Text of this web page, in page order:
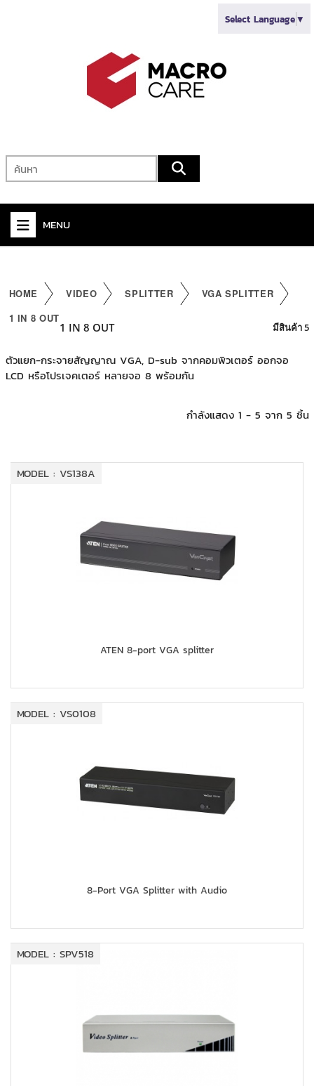
Select Language▼
MENU
AUDIO
+
KVM
PDU
CONNECTIVITY
+
SUPPORT
HOME VIDEO SPLITTER
VGA SPLITTER
1 IN 8 OUT
1 IN 8 OUT มีสินค้า 5
ตัวแยก-กระจายสัญญาณ VGA, D-sub จากคอมพิวเตอร์ ออกจอ
LCD หรือโปรเจคเตอร์ หลายจอ 8 พร้อมกัน
กำลังแสดง 1 - 5 จาก 5 ชิ้น
MODEL : VS138A
ATEN 8-port VGA splitter
MODEL : VS0108
8-Port VGA Splitter with Audio
MODEL : SPV518